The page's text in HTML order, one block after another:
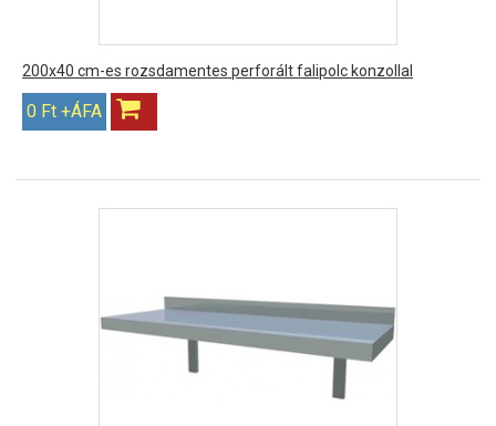
200x40 cm-es rozsdamentes perforált falipolc konzollal
0 Ft +ÁFA